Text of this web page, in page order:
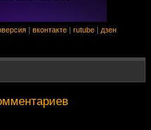
| вконтакте | rutube | дзен